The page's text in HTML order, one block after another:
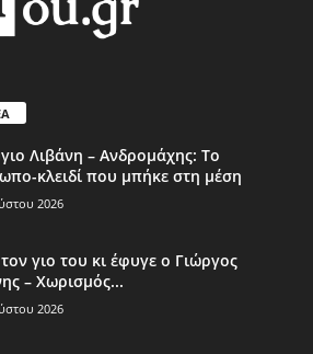
Λιβάνη – Ανδρομάχης: Το
κλειδί που μπήκε στη μέση
2026
γιο του κι έφυγε ο Γιώργος
– Χωρισμός...
2026